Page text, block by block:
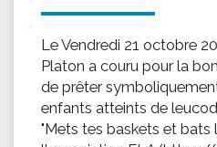
Le Vendredi 21 octobre
Platon a couru pour la
de prêter
enfants atteints de
"Mets tes baskets et bats